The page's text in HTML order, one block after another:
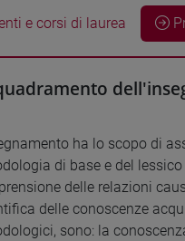
e corsi di laurea
ha lo scopo di
di base e del
delle relazioni
delle conoscenze
sono: la